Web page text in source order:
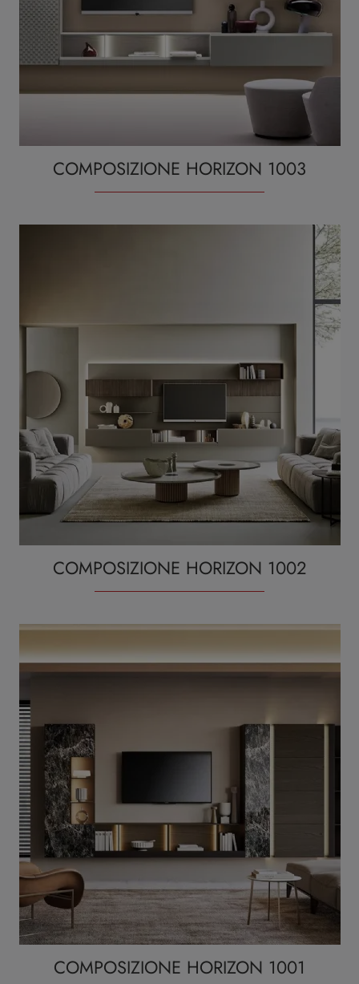
COMPOSIZIONE HORIZON 1003
COMPOSIZIONE HORIZON 1002
COMPOSIZIONE HORIZON 1001